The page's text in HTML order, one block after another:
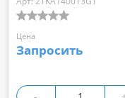
Цена
Запросить